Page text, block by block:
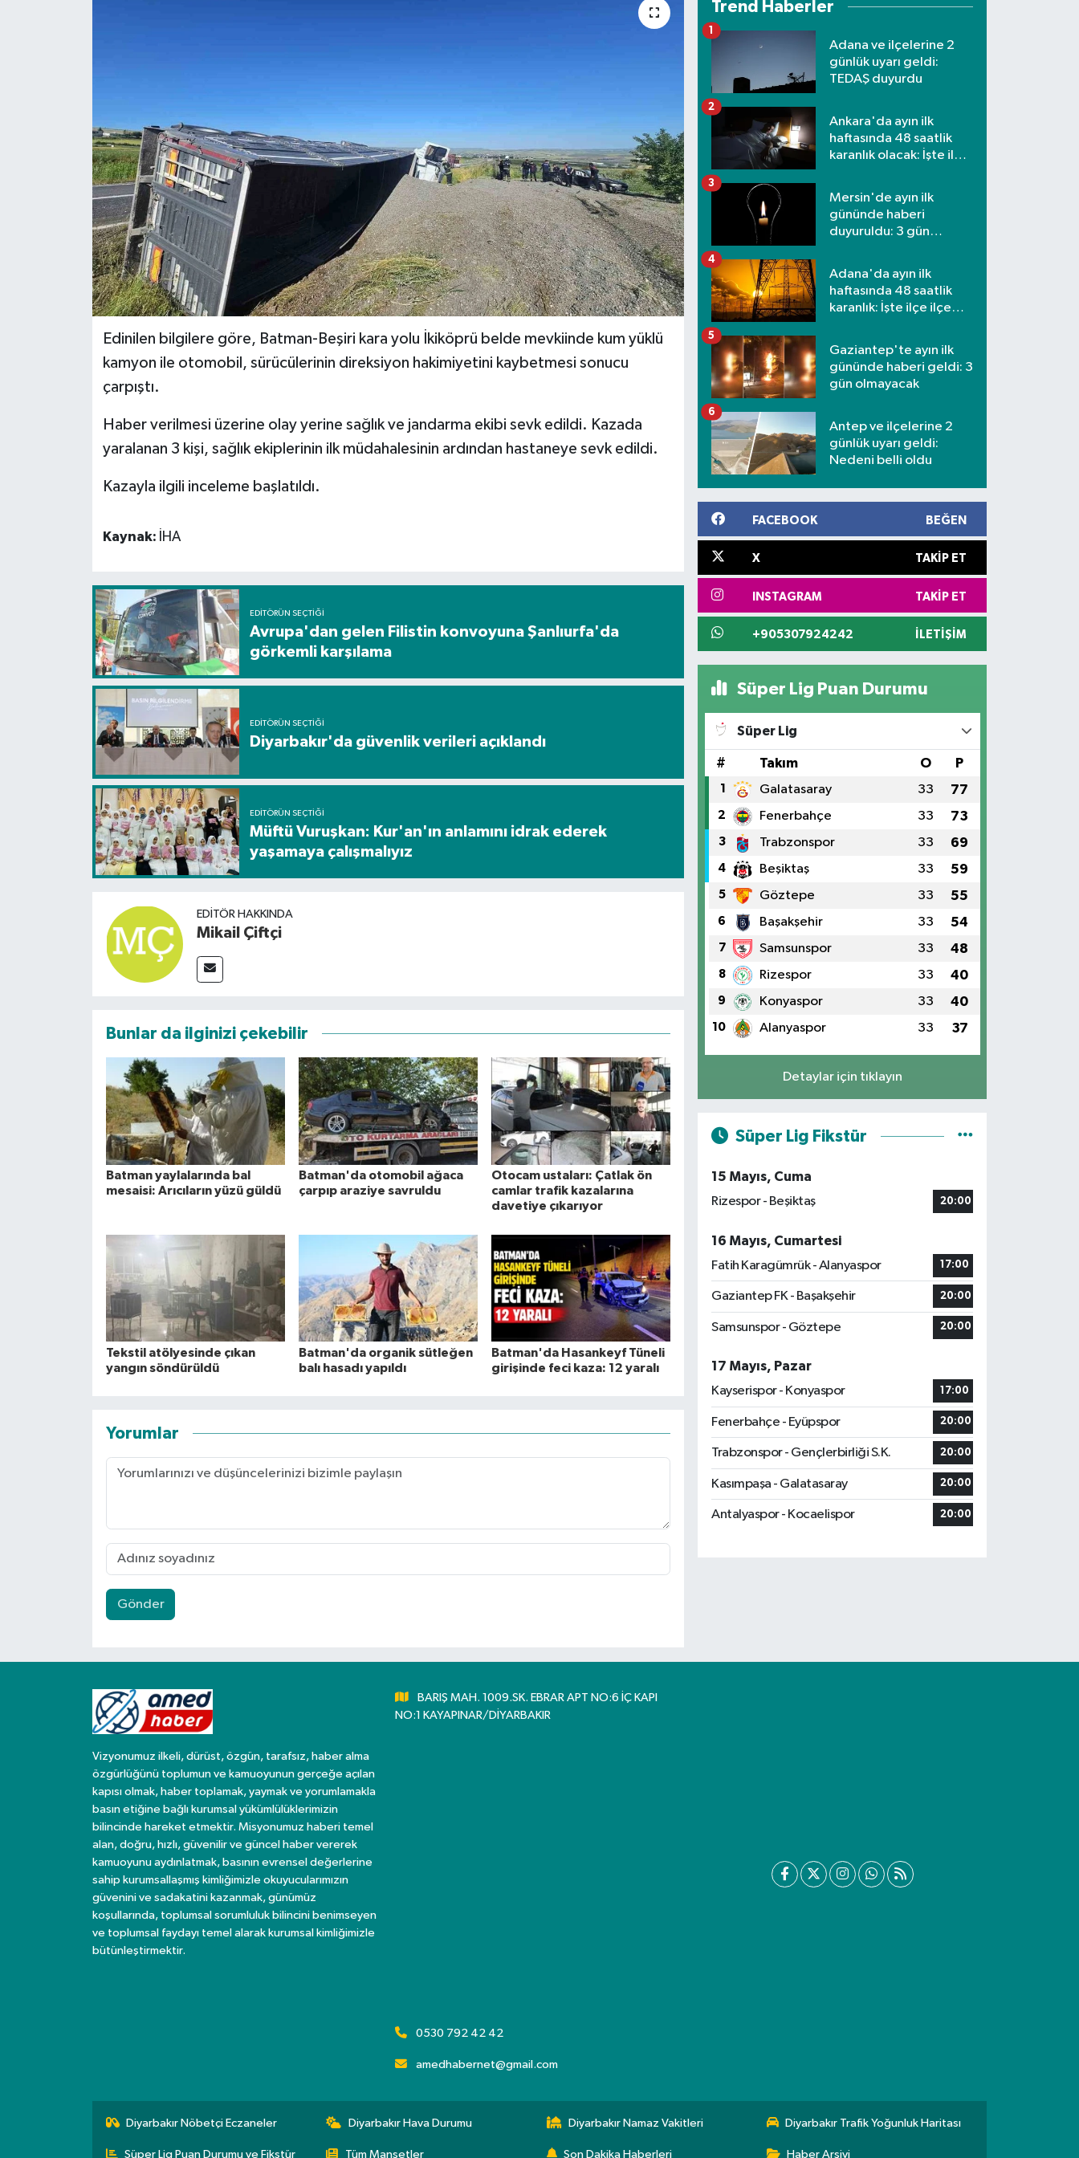
Edinilen bilgilere göre, Batman-Beşiri kara yolu İkiköprü belde mevkiinde kum yüklü
kamyon ile otomobil, sürücülerinin direksiyon hakimiyetini kaybetmesi sonucu
çarpıştı.
Haber verilmesi üzerine olay yerine sağlık ve jandarma ekibi sevk edildi. Kazada
yaralanan 3 kişi, sağlık ekiplerinin ilk müdahalesinin ardından hastaneye sevk edildi.
Kazayla ilgili inceleme başlatıldı.
Kaynak: İHA
EDITÖRÜN SEÇTIĞI
Avrupa'dan gelen Filistin konvoyuna Şanlıurfa'da
görkemli karşılama
EDITÖRÜN SEÇTIĞI
Diyarbakır'da güvenlik verileri açıklandı
EDITÖRÜN SEÇTIĞI
Müftü Vuruşkan: Kur'an'ın anlamını idrak ederek
yaşamaya çalışmalıyız
EDITÖR HAKKINDA
Mikail Çiftçi
Bunlar da ilginizi çekebilir
Batman yaylalarında bal
mesaisi: Arıcıların yüzü güldü
Batman'da otomobil ağaca
çarpıp araziye savruldu
Otocam ustaları: Çatlak ön
camlar trafik kazalarına
davetiye çıkarıyor
Tekstil atölyesinde çıkan
yangın söndürüldü
Batman'da organik sütleğen
balı hasadı yapıldı
Batman'da Hasankeyf Tüneli
girişinde feci kaza: 12 yaralı
Yorumlar
Gönder
Trend Haberler
Adana ve ilçelerine 2
günlük uyarı geldi:
TEDAŞ duyurdu
1
Ankara'da ayın ilk
haftasında 48 saatlik
karanlık olacak: İşte ilçe
2
Mersin'de ayın ilk
gününde haberi
duyuruldu: 3 gün
3
Adana'da ayın ilk
haftasında 48 saatlik
karanlık: İşte ilçe ilçe
4
Gaziantep'te ayın ilk
gününde haberi geldi: 3
gün olmayacak
5
Antep ve ilçelerine 2
günlük uyarı geldi:
Nedeni belli oldu
6
FACEBOOK BEĞEN
X TAKIP ET
INSTAGRAM TAKIP ET
+905307924242 İLETIŞIM
Süper Lig Puan Durumu
Süper Lig
# Takım O P
1 Galatasaray 33 77
2 Fenerbahçe 33 73
3 Trabzonspor 33 69
4 Beşiktaş 33 59
5 Göztepe 33 55
6 Başakşehir 33 54
7 Samsunspor 33 48
8 Rizespor 33 40
9 Konyaspor 33 40
10 Alanyaspor 33 37
Detaylar için tıklayın
Süper Lig Fikstür
15 Mayıs, Cuma
Rizespor - Beşiktaş
20:00
16 Mayıs, Cumartesi
Fatih Karagümrük - Alanyaspor
17:00
Gaziantep FK - Başakşehir 20:00
Samsunspor - Göztepe 20:00
17 Mayıs, Pazar
Kayserispor - Konyaspor
17:00
Fenerbahçe - Eyüpspor 20:00
Trabzonspor - Gençlerbirliği S.K. 20:00
Kasımpaşa - Galatasaray 20:00
Antalyaspor - Kocaelispor 20:00
Vizyonumuz ilkeli, dürüst, özgün, tarafsız, haber alma
özgürlüğünü toplumun ve kamuoyunun gerçeğe açılan
kapısı olmak, haber toplamak, yaymak ve yorumlamakla
basın etiğine bağlı kurumsal yükümlülüklerimizin
bilincinde hareket etmektir. Misyonumuz haberi temel
alan, doğru, hızlı, güvenilir ve güncel haber vererek
kamuoyunu aydınlatmak, basının evrensel değerlerine
sahip kurumsallaşmış kimliğimizle okuyucularımızın
güvenini ve sadakatini kazanmak, günümüz
koşullarında, toplumsal sorumluluk bilincini benimseyen
ve toplumsal faydayı temel alarak kurumsal kimliğimizle
bütünleştirmektir.
BARIŞ MAH. 1009.SK. EBRAR APT NO:6 İÇ KAPI
NO:1 KAYAPINAR/DİYARBAKIR
0530 792 42 42
amedhabernet@gmail.com
Diyarbakır Nöbetçi Eczaneler Diyarbakır Hava Durumu Diyarbakır Namaz Vakitleri Diyarbakır Trafik Yoğunluk Haritası
Süper Lig Puan Durumu ve Fikstür Tüm Manşetler Son Dakika Haberleri Haber Arşivi
İlim & İrfan
Kültür & Sanat
Sağlık & Yaşam